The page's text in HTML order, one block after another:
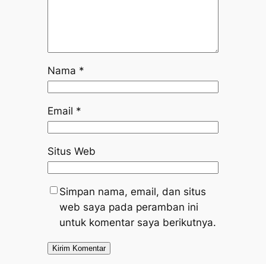
Nama *
Email *
Situs Web
Simpan nama, email, dan situs
web saya pada peramban ini
untuk komentar saya berikutnya.